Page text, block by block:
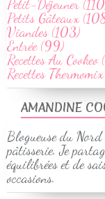
AMANDINE
Blogueuse du Nord
pâtisserie. Je
équilibrées et de
occasions.
Petit-Déjeuner
Petits Gâteaux
Viandes (103)
Entrée (99)
Recettes Au
Recettes